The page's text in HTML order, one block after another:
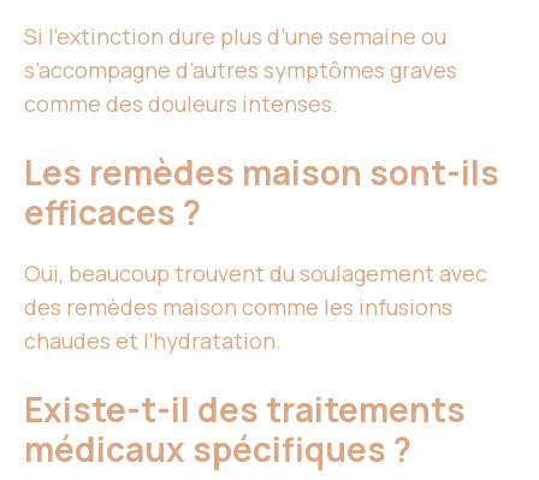
Si l’extinction dure plus d’une semaine ou
s’accompagne d’autres symptômes graves
comme des douleurs intenses.
Les remèdes maison sont-ils
efficaces ?
Oui, beaucoup trouvent du soulagement avec
des remèdes maison comme les infusions
chaudes et l’hydratation.
Existe-t-il des traitements
médicaux spécifiques ?